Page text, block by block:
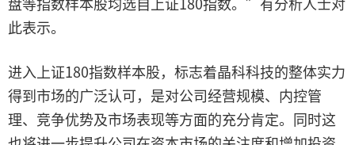
此表示。
进入上证180指数样本股，标志着晶科科技的整体实力
得到市场的广泛认可，是对公司经营规模、内控管
理、竞争优势及市场表现等方面的充分肯定。同时这